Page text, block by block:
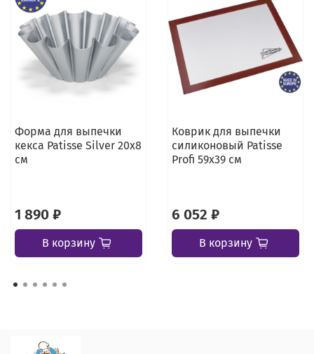
Форма для выпечки
кекса Patisse Silver 20х8
см
1 890 ₽
В корзину
Коврик для выпечки
силиконовый Patisse
Profi 59х39 см
6 052 ₽
В корзину